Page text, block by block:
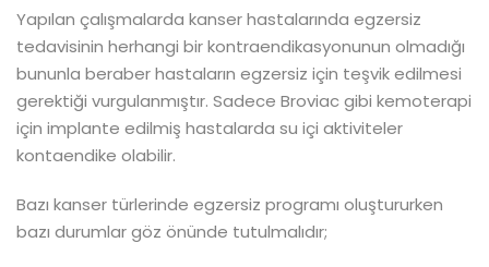
Yapılan çalışmalarda kanser hastalarında egzersiz
tedavisinin herhangi bir kontraendikasyonunun olmadığı
bununla beraber hastaların egzersiz için teşvik edilmesi
gerektiği vurgulanmıştır. Sadece Broviac gibi kemoterapi
için implante edilmiş hastalarda su içi aktiviteler
kontaendike olabilir.
Bazı kanser türlerinde egzersiz programı oluştururken
bazı durumlar göz önünde tutulmalıdır;